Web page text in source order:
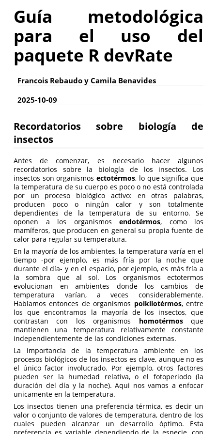
Guía metodológica
para el uso del
paquete R devRate
Francois Rebaudo y Camila Benavides
2025-10-09
Recordatorios sobre biología de
insectos
Antes de comenzar, es necesario hacer algunos
recordatorios sobre la biología de los insectos. Los
insectos son organismosectotérmos, lo que significa que
la temperatura de su cuerpo es poco o no está controlada
por un proceso biológico activo: en otras palabras,
producen poco o ningún calor y son totalmente
dependientes de la temperatura de su entorno. Se
oponen a los organismos endotérmos, como los
mamíferos, que producen en general su propia fuente de
calor para regular su temperatura.
En la mayoría de los ambientes, la temperatura varía en el
tiempo -por ejemplo, es más fría por la noche que
durante el día- y en el espacio, por ejemplo, es más fría a
la sombra que al sol. Los organismos ectotermos
evolucionan en ambientes donde los cambios de
temperatura varían, a veces considerablemente.
Hablamos entonces de organismos poikilotérmos, entre
los que encontramos la mayoría de los insectos, que
contrastan con los organismos homotérmosque
mantienen una temperatura relativamente constante
independientemente de las condiciones externas.
La importancia de la temperatura ambiente en los
procesos biológicos de los insectos es clave, aunque no es
el único factor involucrado. Por ejemplo, otros factores
pueden ser la humedad relativa, o el fotoperiodo (la
duración del día y la noche). Aqui nos vamos a enfocar
unicamente en la temperatura.
Los insectos tienen una preferencia térmica, es decir un
valor o conjunto de valores de temperatura, dentro de los
cuales pueden alcanzar un desarrollo óptimo. Esta